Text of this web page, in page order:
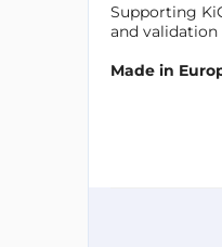
Supporting
and
Made in